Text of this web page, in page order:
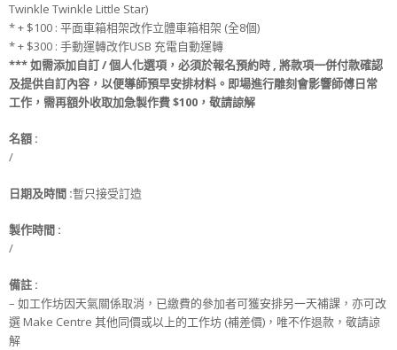
Twinkle Twinkle Little Star)
* + $100 : 平面車箱相架改作立體車箱相架 (全8個)
* + $300 : 手動運轉改作USB 充電自動運轉
***如需添加自訂 / 個人化選項 ，必須於報名預約時 , 將款項一併付款確認
及提供自訂內容， 以便導師預早安排材料 。 即場進行雕刻會影響師傅日常
工作， 需再額外收取加急製作費$100，敬請諒解
名額 :
/
日期及時間 :暫只接受訂造
製作時間 :
/
備註 :
– 如工作坊因天氣關係取消，已繳費的參加者可獲安排另一天補課，亦可改
選 Make Centre 其他同價或以上的工作坊 (補差價)，唯不作退款，敬請諒
解